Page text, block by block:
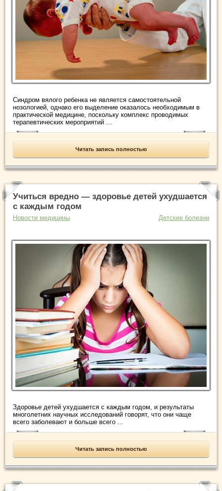
Синдром вялого ребенка не является самостоятельной
нозологией, однако его выделение оказалось необходимым в
практической медицине, поскольку комплекс проводимых
терапевтических мероприятий ...
Читать запись полностью
Учиться вредно — здоровье детей ухудшается
с каждым годом
Новости медицины Детские болезни
Здоровье детей ухудшается с каждым годом, и результаты
многолетних научных исследований говорят, что они чаще
всего заболевают и больше всего ...
Читать запись полностью